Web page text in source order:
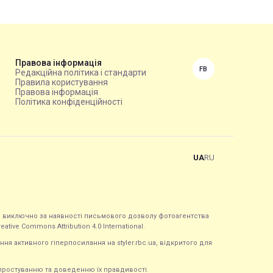
Правова інформація
Редакційна політика і стандарти
Правила користування
Правова інформація
Політика конфіденційності
FB
UARU
виключно за наявності письмового дозволу фотоагентства
Commons Attribution 4.0 International.
активного гіперпосилання на styler.rbc.ua, відкритого для
та доведенню їх правдивості.